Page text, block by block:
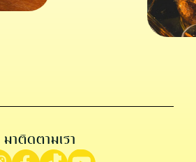
มาติดตามเรา